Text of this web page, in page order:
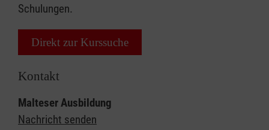
Schulungen.
Direkt zur Kurssuche
Kontakt
Malteser Ausbildung
Nachricht senden